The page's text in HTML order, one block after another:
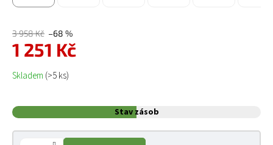
3 958 Kč –68 %
1 251 Kč
Měrná cena:
Skladem (>5 ks)
Stav zásob